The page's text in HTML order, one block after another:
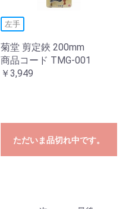
左手
菊堂 剪定鋏 200mm
商品コード TMG-001
￥3,949
ただいま品切れ中です。